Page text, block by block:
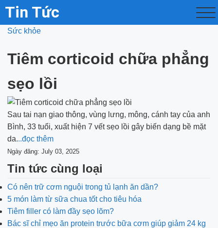
Tin Tức
Sức khỏe
Tiêm corticoid chữa phẳng
sẹo lồi
Sau tai nạn giao thông, vùng lưng, mông, cánh tay của anh
Bình, 33 tuổi, xuất hiện 7 vết sẹo lồi gây biến dạng bề mặt
da...đọc thêm
Ngày đăng: July 03, 2025
Tin tức cùng loại
Có nên trữ cơm nguội trong tủ lạnh ăn dần?
5 món làm từ sữa chua tốt cho tiêu hóa
Tiêm filler có làm đầy sẹo lõm?
Bác sĩ chỉ mẹo ăn protein trước bữa cơm giúp giảm 24 kg